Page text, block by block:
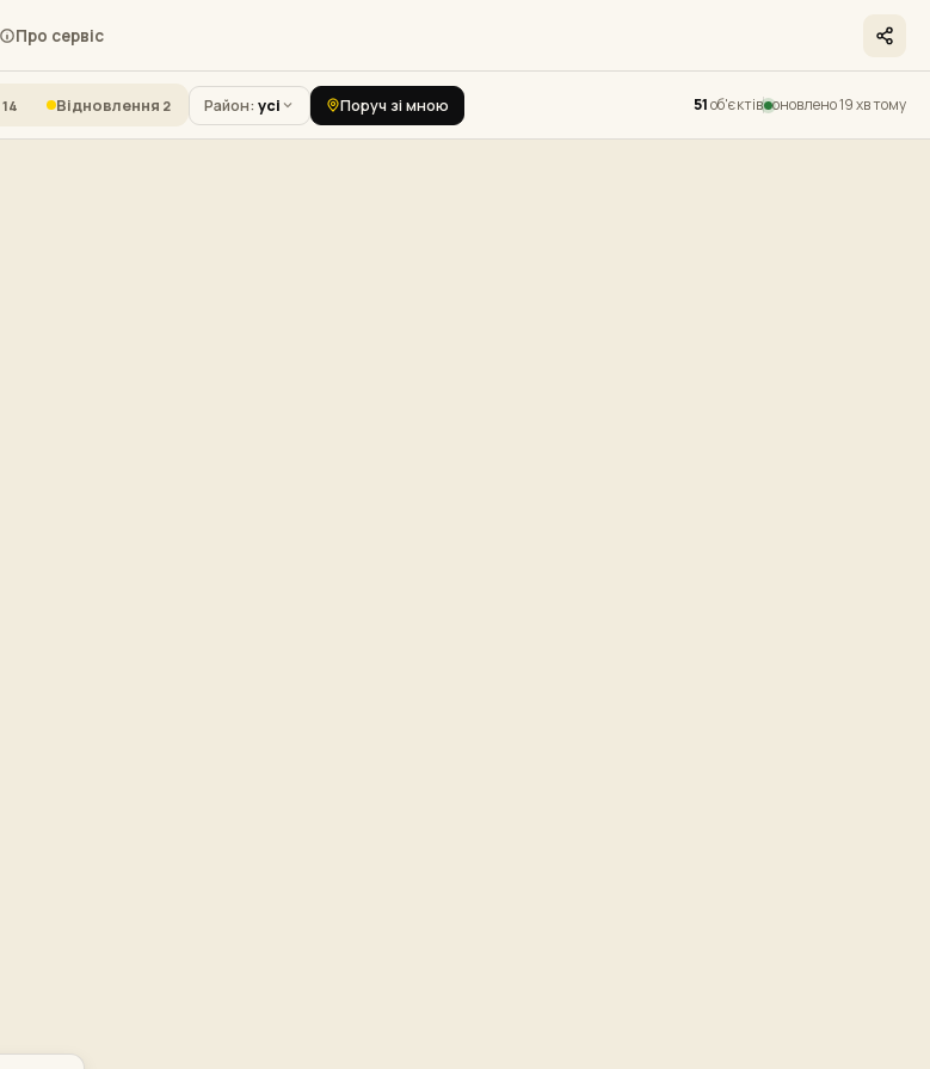
Про сервіс
14 Відновлення 2 Район: усі Поруч зі мною 51об'єктів оновлено 19 хв тому